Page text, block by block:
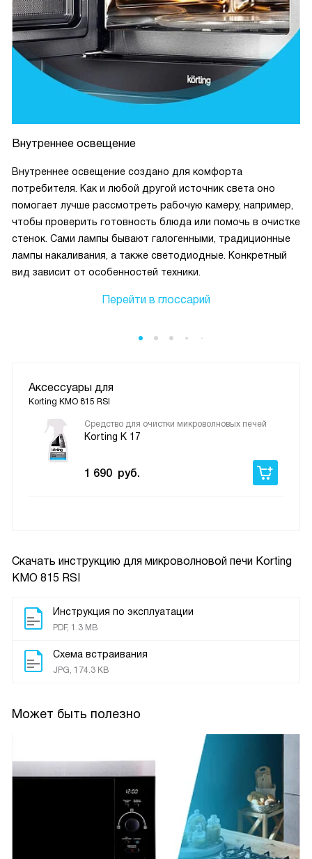
Скачать инструкцию для микроволновой печи Korting
KMO 815 RSI
Инструкция по эксплуатации
PDF, 1.3 MB
Схема встраивания
JPG, 174.3 KB
Может быть полезно
Внутреннее освещение
Внутреннее освещение создано для комфорта
потребителя. Как и любой другой источник света оно
помогает лучше рассмотреть рабочую камеру, например,
чтобы проверить готовность блюда или помочь в очистке
стенок. Сами лампы бывают галогенными, традиционные
лампы накаливания, а также светодиодные. Конкретный
вид зависит от особенностей техники.
Перейти в глоссарий
Аксессуары для
Korting KMO 815 RSI
Средство для очистки микроволновых печей
Korting K 17
1 690 руб.